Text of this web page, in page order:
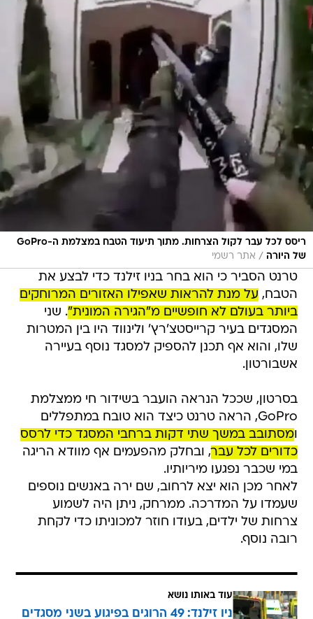
ריסס לכל עבר לקול הצרחות. מתוך תיעוד הטבח במצלמת ה-GoPro
של היורה / אתר רשמי
טרנט הסביר כי הוא בחר בניו זילנד כדי לבצע את
הטבח, על מנת להראות שאפילו האזורים המרוחקים
ביותר בעולם לא חופשיים מ"הגירה המונית". שני
המסגדים בעיר קרייסטצ'רץ' ולינווד היו בין המטרות
שלו, והוא אף תכנן להספיק למסגד נוסף בעיירה
אשבורטון.
בסרטון, שככל הנראה הועבר בשידור חי ממצלמת
GoPro, הראה טרנט כיצד הוא טובח במתפללים
ומסתובב במשך שתי דקות ברחבי המסגד כדי לרסס
כדורים לכל עבר, ובחלק מהפעמים אף מוודא הריגה
במי שכבר נפגעו מיריותיו.
לאחר מכן הוא יצא לרחוב, שם ירה באנשים נוספים
שעמדו על המדרכה. ממרחק, ניתן היה לשמוע
צרחות של ילדים, בעודו חוזר למכוניתו כדי לקחת
רובה נוסף.
עוד באותו נושא
ניו זילנד: 49 הרוגים בפיגוע בשני מסגדים